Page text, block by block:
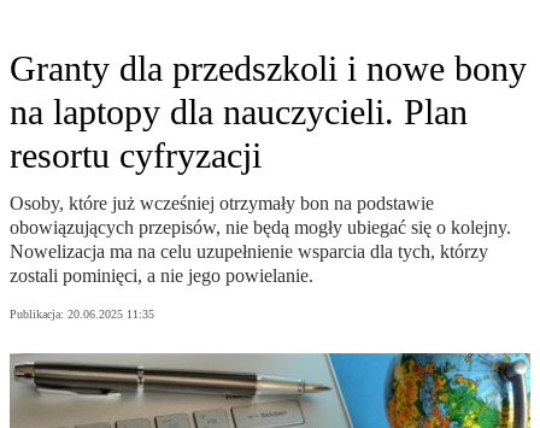
Granty dla przedszkoli i nowe bony
na laptopy dla nauczycieli. Plan
resortu cyfryzacji
Osoby, które już wcześniej otrzymały bon na podstawie
obowiązujących przepisów, nie będą mogły ubiegać się o kolejny.
Nowelizacja ma na celu uzupełnienie wsparcia dla tych, którzy
zostali pominięci, a nie jego powielanie.
Publikacja: 20.06.2025 11:35